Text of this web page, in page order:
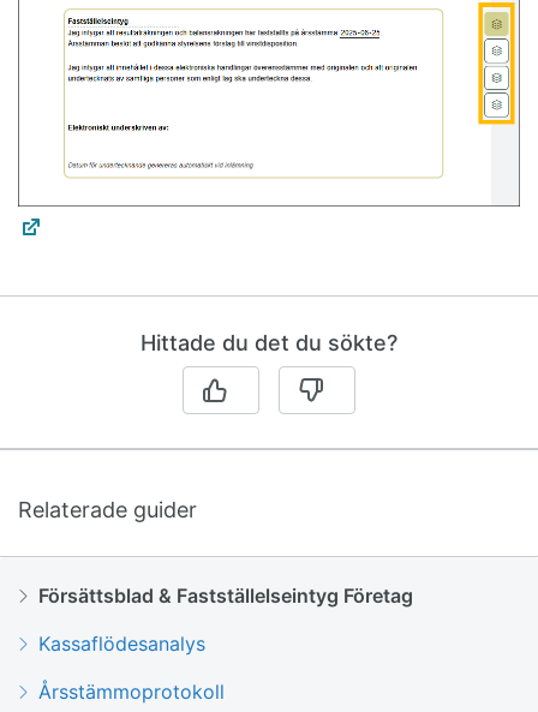
Hittade du det du sökte?
Relaterade guider
Försättsblad & Fastställelseintyg Företag
Kassaflödesanalys
Årsstämmoprotokoll